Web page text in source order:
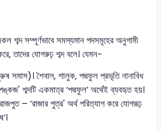
শব্দ সম্পূর্ণভাবে সমস্যমান পদসমূহের অনুগামী
তাদের যোগরুঢ় শব্দ বলে। যেমন-
সমাস)। শৈবাল, শালুক, পদ্মফুল প্রভৃতি নানাবিধ
শব্দটি একমাত্র ‘পদ্মফুল’ অর্থেই ব্যবহৃত হয়।
– ‘রাজার পুত্র' অর্থ পরিত্যাগ করে যোগরূঢ়